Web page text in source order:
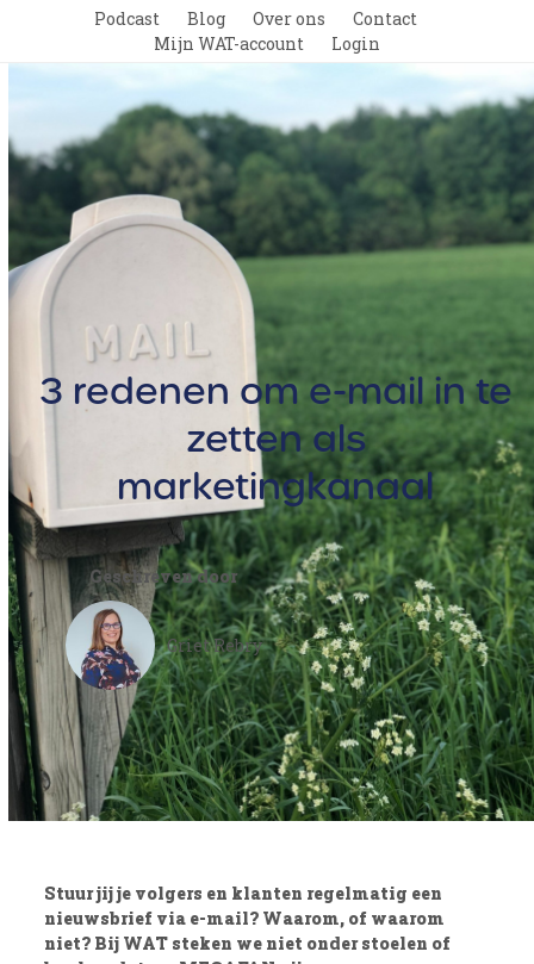
content
Podcast Blog Over ons
Contact
Mijn WAT-account
Login
mobile
menu
mobile
menu
3 redenen om e-mail in te
zetten als
marketingkanaal
Geschreven door
Griet Rebry
Stuur jij je volgers en klanten regelmatig een
nieuwsbrief via e-mail? Waarom, of waarom
niet? Bij WAT steken we niet onder stoelen of